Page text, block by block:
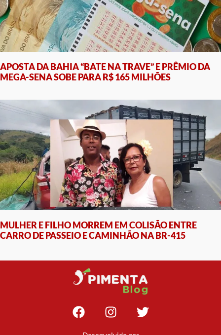
APOSTA DA BAHIA “BATE NA TRAVE” E PRÊMIO DA
MEGA-SENA SOBE PARA R$ 165 MILHÕES
MULHER E FILHO MORREM EM COLISÃO ENTRE
CARRO DE PASSEIO E CAMINHÃO NA BR-415